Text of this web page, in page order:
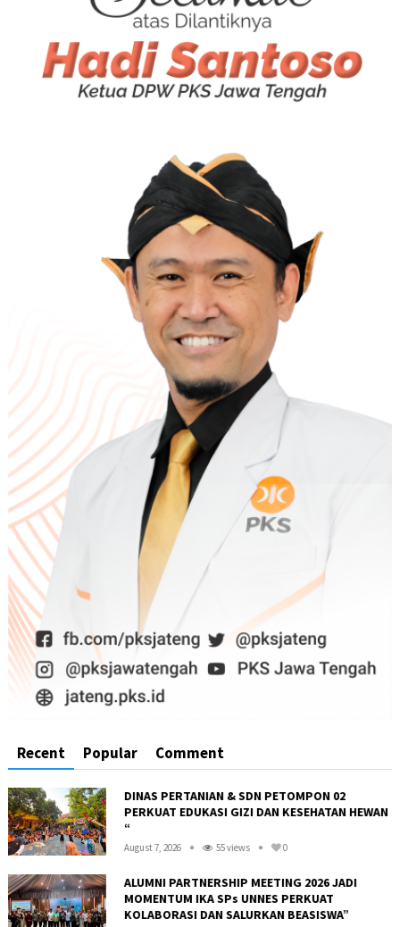
Recent Popular Comment
DINAS PERTANIAN & SDN PETOMPON 02
PERKUAT EDUKASI GIZI DAN KESEHATAN HEWAN
“
August 7, 2026 55 views 0
ALUMNI PARTNERSHIP MEETING 2026 JADI
MOMENTUM IKA SPs UNNES PERKUAT
KOLABORASI DAN SALURKAN BEASISWA”